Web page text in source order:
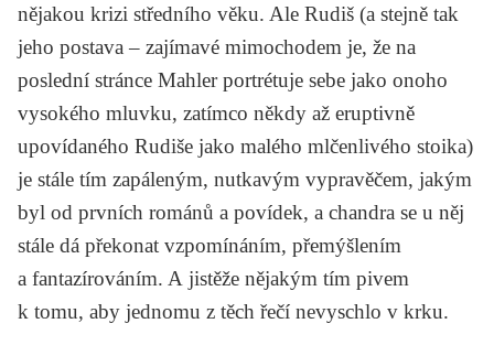
nějakou krizi středního věku. Ale Rudiš (a stejně tak
jeho postava – zajímavé mimochodem je, že na
poslední stránce Mahler portrétuje sebe jako onoho
vysokého mluvku, zatímco někdy až eruptivně
upovídaného Rudiše jako malého mlčenlivého stoika)
je stále tím zapáleným, nutkavým vypravěčem, jakým
byl od prvních románů a povídek, a chandra se u něj
stále dá překonat vzpomínáním, přemýšlením
a fantazírováním. A jistěže nějakým tím pivem
k tomu, aby jednomu z těch řečí nevyschlo v krku.